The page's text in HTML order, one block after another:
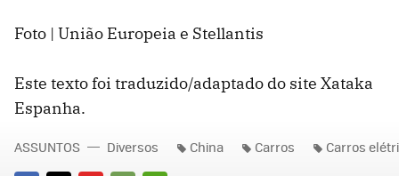
Foto | União Europeia e Stellantis
Este texto foi traduzido/adaptado do site Xataka
Espanha.
ASSUNTOS Diversos China Carros Carros